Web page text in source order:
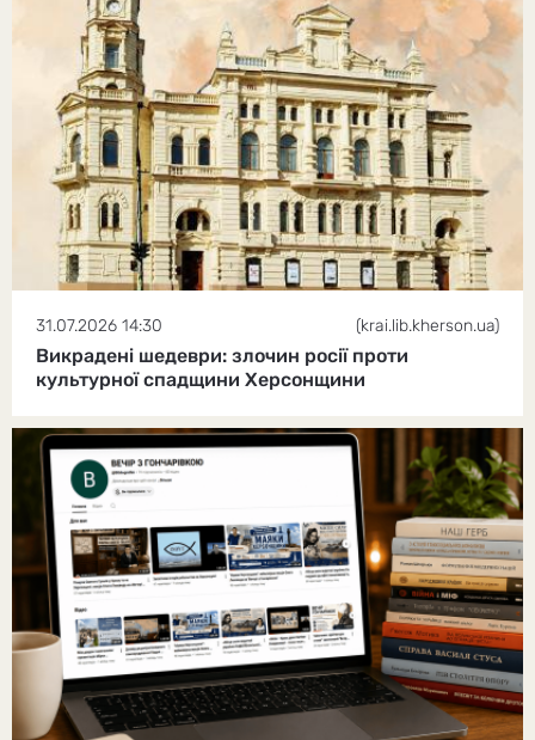
31.07.2026 14:30 (krai.lib.kherson.ua)
Викрадені шедеври: злочин росії проти
культурної спадщини Херсонщини